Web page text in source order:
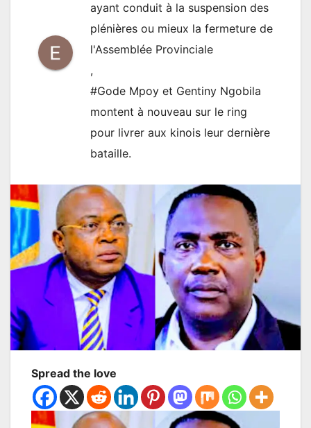
ayant conduit à la suspension des
plénières ou mieux la fermeture de
l'Assemblée Provinciale
,
#Gode Mpoy et Gentiny Ngobila
montent à nouveau sur le ring
pour livrer aux kinois leur dernière
bataille.
Spread the love